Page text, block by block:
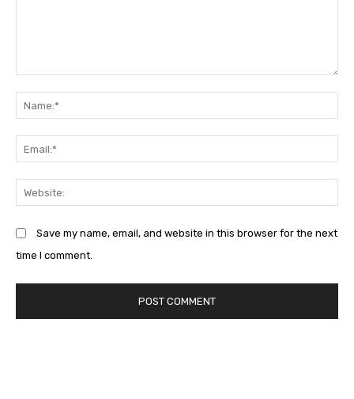
Save my name, email, and website in this browser for the next
time I comment.